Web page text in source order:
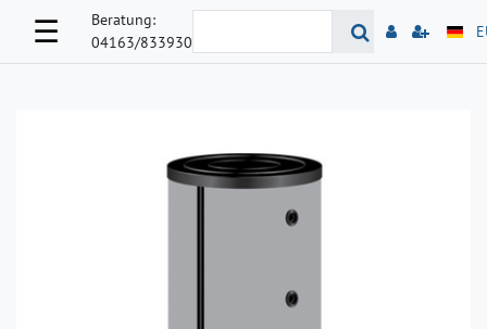
☰
Beratung:
04163/833930